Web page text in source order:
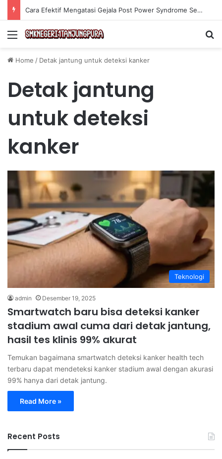
Cara Efektif Mengatasi Gejala Post Power Syndrome Setelah Pensiun Kerja
Menu
Home / Detak jantung untuk deteksi kanker
Detak jantung
untuk deteksi
kanker
Teknologi
admin Desember 19, 2025
Smartwatch baru bisa deteksi kanker
stadium awal cuma dari detak jantung,
hasil tes klinis 99% akurat
Temukan bagaimana smartwatch deteksi kanker health tech
terbaru dapat mendeteksi kanker stadium awal dengan akurasi
99% hanya dari detak jantung.
Read More »
Recent Posts